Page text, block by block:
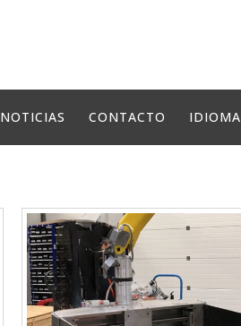
NOTICIAS CONTACTO IDIOMA